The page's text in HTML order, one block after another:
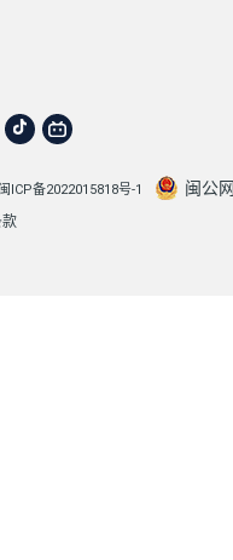
闽ICP备2022015818号-1 闽公